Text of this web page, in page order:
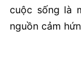
cuộc sống là
nguồn cảm